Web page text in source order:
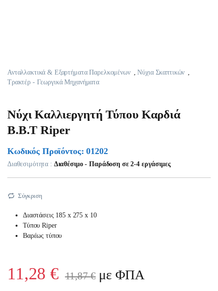
Ανταλλακτικά & Εξαρτήματα Παρελκομένων ,Νύχια Σκαπτικών
Τρακτέρ - Γεωργικά Μηχανήματα
Νύχι Καλλιεργητή Τύπου Καρδιά
Β.Β.Τ Riper
Κωδικός Προϊόντος: 01202
Διαθεσιμότητα : Διαθέσιμο - Παράδοση σε 2-4 εργάσιμες
Σύγκριση
Διαστάσεις 185 x 275 x 10
Τύπου Riper
Βαρέως τύπου
11,28€ 11,87€με ΦΠΑ